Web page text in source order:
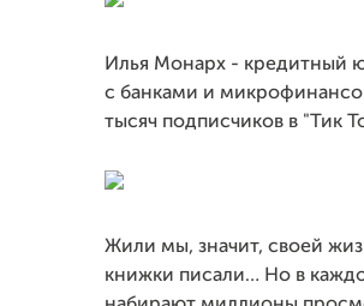
Илья Монарх - кредитный
с банками и
тысяч подписчиков в "Тик
Жили мы, значит, своей
книжки писали… Но в